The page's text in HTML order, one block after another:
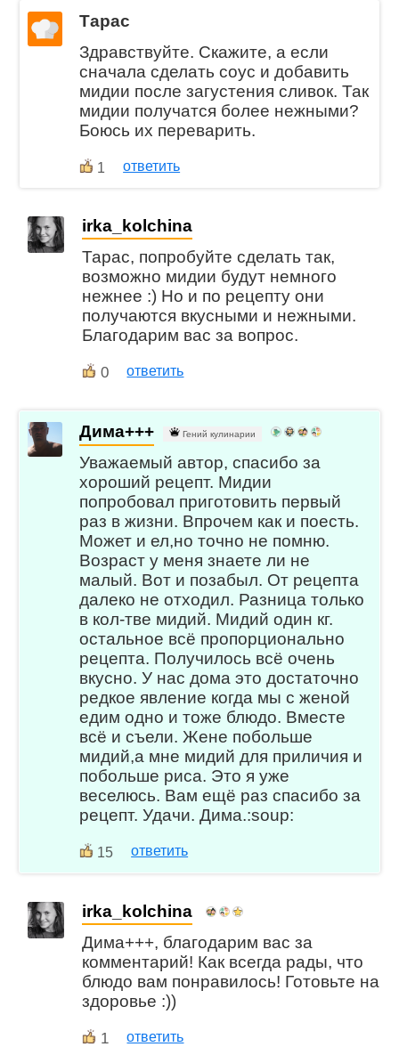
Тарас
Здравствуйте. Скажите, а если
сначала сделать соус и добавить
мидии после загустения сливок. Так
мидии получатся более нежными?
Боюсь их переварить.
1 ответить
irka_kolchina
Тарас, попробуйте сделать так,
возможно мидии будут немного
нежнее :) Но и по рецепту они
получаются вкусными и нежными.
Благодарим вас за вопрос.
0 ответить
Дима+++ Гений кулинарии
Уважаемый автор, спасибо за
хороший рецепт. Мидии
попробовал приготовить первый
раз в жизни. Впрочем как и поесть.
Может и ел,но точно не помню.
Возраст у меня знаете ли не
малый. Вот и позабыл. От рецепта
далеко не отходил. Разница только
в кол-тве мидий. Мидий один кг.
остальное всё пропорционально
рецепта. Получилось всё очень
вкусно. У нас дома это достаточно
редкое явление когда мы с женой
едим одно и тоже блюдо. Вместе
всё и съели. Жене побольше
мидий,а мне мидий для приличия и
побольше риса. Это я уже
веселюсь. Вам ещё раз спасибо за
рецепт. Удачи. Дима.:soup:
15 ответить
irka_kolchina
Дима+++, благодарим вас за
комментарий! Как всегда рады, что
блюдо вам понравилось! Готовьте на
здоровье :))
1 ответить